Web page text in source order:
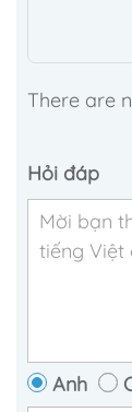
There are
Hỏi đáp
Anh